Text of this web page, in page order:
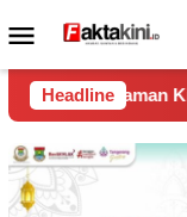
ke
Menu
Mobile
Headline
Surya Solear